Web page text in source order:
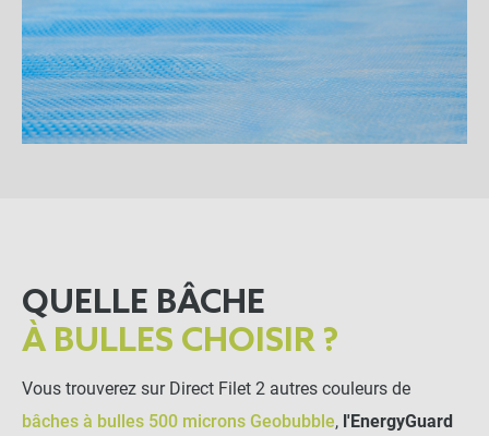
QUELLE BÂCHE
À BULLES CHOISIR ?
Vous trouverez sur Direct Filet 2 autres couleurs de
bâches à bulles 500 microns Geobubble, l'EnergyGuard